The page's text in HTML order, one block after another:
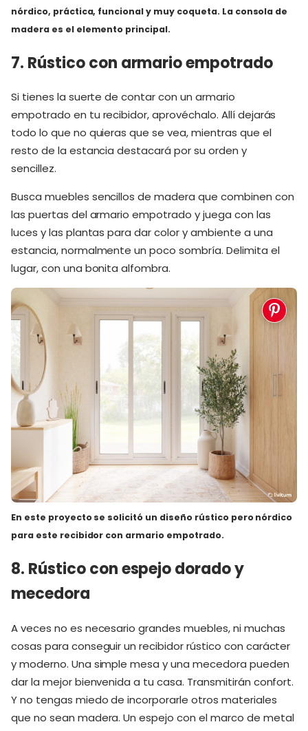
nórdico, práctica, funcional y muy coqueta. La consola de
madera es el elemento principal.
7. Rústico con armario empotrado
Si tienes la suerte de contar con un armario
empotrado en tu recibidor, aprovéchalo. Allí dejarás
todo lo que no quieras que se vea, mientras que el
resto de la estancia destacará por su orden y
sencillez.
Busca muebles sencillos de madera que combinen con
las puertas del armario empotrado y juega con las
luces y las plantas para dar color y ambiente a una
estancia, normalmente un poco sombría. Delimita el
lugar, con una bonita alfombra.
En este proyecto se solicitó un diseño rústico pero nórdico
para este recibidor con armario empotrado.
8. Rústico con espejo dorado y
mecedora
A veces no es necesario grandes muebles, ni muchas
cosas para conseguir un recibidor rústico con carácter
y moderno. Una simple mesa y una mecedora pueden
dar la mejor bienvenida a tu casa. Transmitirán confort.
Y no tengas miedo de incorporarle otros materiales
que no sean madera. Un espejo con el marco de metal